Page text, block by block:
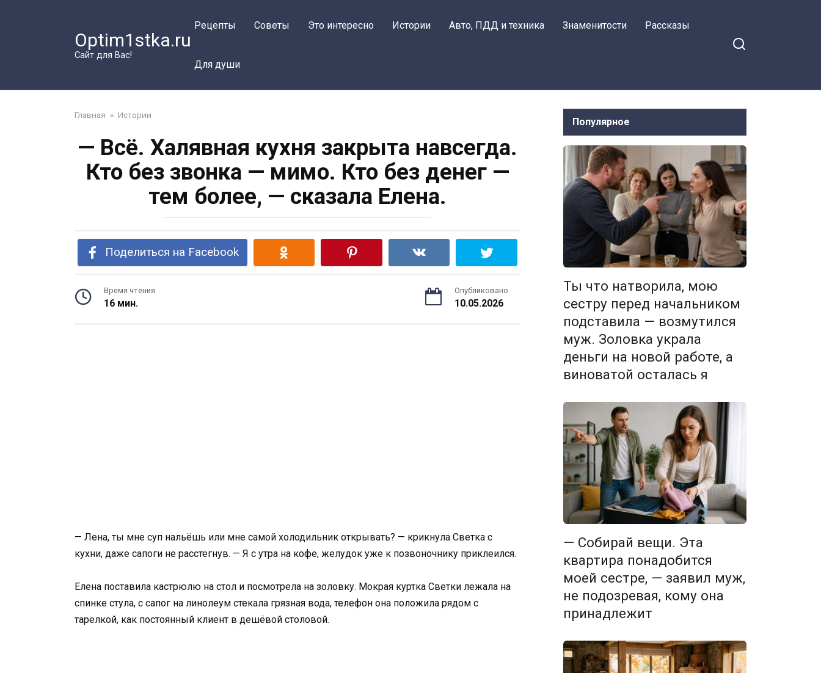
Optim1stka.ru
Сайт для Вас!
Рецепты Советы Это интересно Истории Авто, ПДД и техника Знаменитости Рассказы
Для души
Главная » Истории
— Всё. Халявная кухня закрыта навсегда.
Кто без звонка — мимо. Кто без денег —
тем более, — сказала Елена.
Поделиться на Facebook
Время чтения
16 мин.
Опубликовано
10.05.2026
— Лена, ты мне суп нальёшь или мне самой холодильник открывать? — крикнула Светка с
кухни, даже сапоги не расстегнув. — Я с утра на кофе, желудок уже к позвоночнику приклеился.
Елена поставила кастрюлю на стол и посмотрела на золовку. Мокрая куртка Светки лежала на
спинке стула, с сапог на линолеум стекала грязная вода, телефон она положила рядом с
тарелкой, как постоянный клиент в дешёвой столовой.
Популярное
Ты что натворила, мою
сестру перед начальником
подставила — возмутился
муж. Золовка украла
деньги на новой работе, а
виноватой осталась я
— Собирай вещи. Эта
квартира понадобится
моей сестре, — заявил муж,
не подозревая, кому она
принадлежит